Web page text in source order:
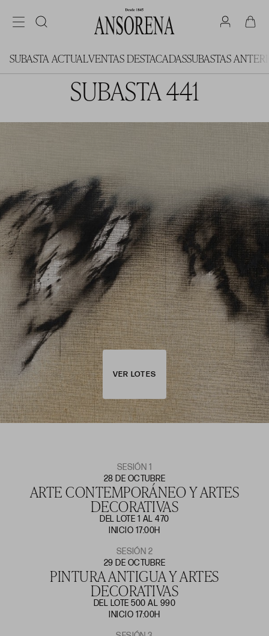
SUBASTA ACTUALVENTAS DESTACADASSUBASTAS
SUBASTA 441
VER LOTES
SESIÓN 1
28 DE OCTUBRE
ARTE CONTEMPORÁNEO Y ARTES
DECORATIVAS
DEL LOTE 1 AL 470
INICIO 17:00H
SESIÓN 2
29 DE OCTUBRE
PINTURA ANTIGUA Y ARTES
DECORATIVAS
DEL LOTE 500 AL 990
INICIO 17:00H